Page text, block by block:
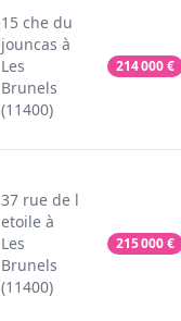
15 che du
jouncas à
Les
Brunels
(11400)
214 000€
37 rue de l
etoile à
Les
Brunels
(11400)
215 000€